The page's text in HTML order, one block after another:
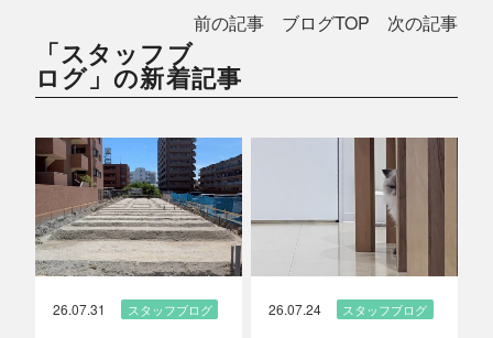
前の記事 ブログTOP 次の記事
「スタッフブ
ログ」の新着記事
26.07.31 スタッフブログ 26.07.24 スタッフブログ